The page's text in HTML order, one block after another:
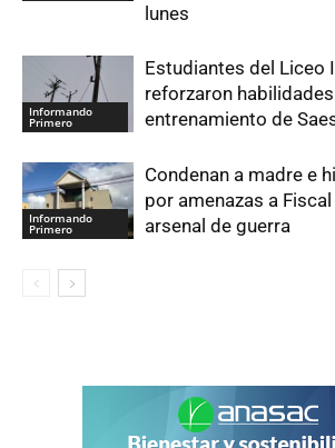
lunes
Informando
Primero
Estudiantes del Liceo
reforzaron
entrenamiento de
Informando
Primero
Condenan a madre e
por amenazas a
arsenal de guerra